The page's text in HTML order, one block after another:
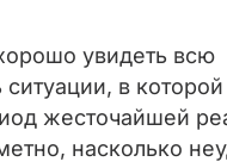
увидеть всю
ситуации, в
жесточайшей
насколько